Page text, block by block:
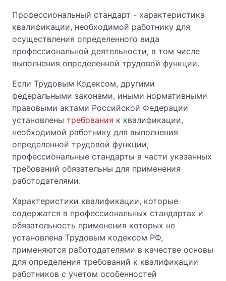
Профессиональный стандарт - характеристика
квалификации, необходимой работнику для
осуществления определенного вида
профессиональной деятельности, в том числе
выполнения определенной трудовой функции.
Если Трудовым Кодексом, другими
федеральными законами, иными нормативными
правовыми актами Российской Федерации
установлены требования к квалификации,
необходимой работнику для выполнения
определенной трудовой функции,
профессиональные стандарты в части указанных
требований обязательны для применения
работодателями.
Характеристики квалификации, которые
содержатся в профессиональных стандартах и
обязательность применения которых не
установлена Трудовым кодексом РФ,
применяются работодателями в качестве основы
для определения требований к квалификации
работников с учетом особенностей